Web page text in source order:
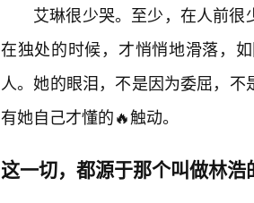
艾琳很少哭。至少，在人前
在独处的时候，才悄悄地滑落，
人。她的眼泪，不是因为委屈，
有她自己才懂的🔥触动。
这一切，都源于那个叫做林浩